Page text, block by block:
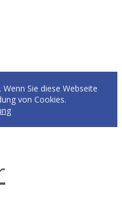
Sie diese Webseite
von Cookies.